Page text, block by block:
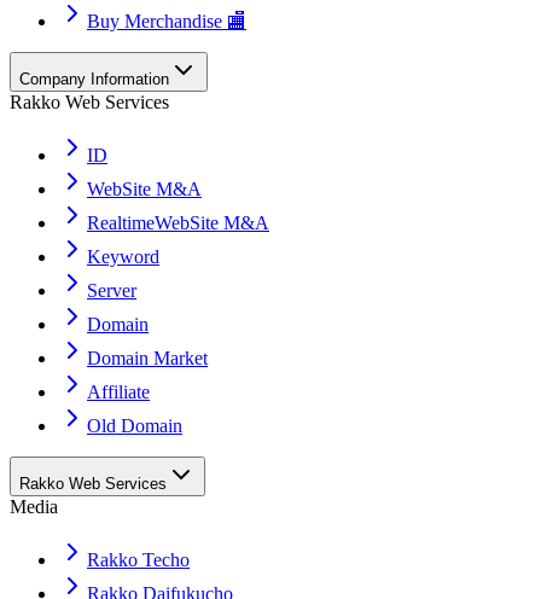
Buy Merchandise 🏬
Company Information
Rakko Web Services
ID
WebSite M&A
RealtimeWebSite M&A
Keyword
Server
Domain
Domain Market
Affiliate
Old Domain
Rakko Web Services
Media
Rakko Techo
Rakko Daifukucho